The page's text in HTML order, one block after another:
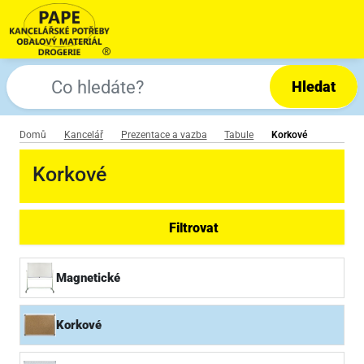
Hledat
Domů Kancelář Prezentace a vazba Tabule Korkové
Korkové
Filtrovat
Magnetické
Korkové